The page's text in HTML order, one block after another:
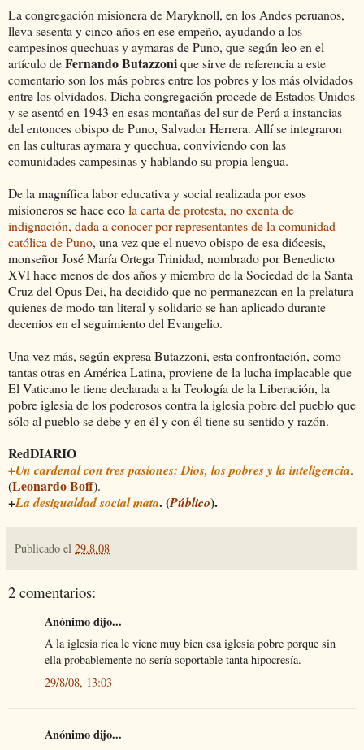
La congregación misionera de Maryknoll, en los Andes peruanos,
lleva sesenta y cinco años en ese empeño, ayudando a los
campesinos quechuas y aymaras de Puno, que según leo en el
artículo deFernando Butazzonique sirve de referencia a este
comentario son los más pobres entre los pobres y los más olvidados
entre los olvidados. Dicha congregación procede de Estados Unidos
y se asentó en 1943 en esas montañas del sur de Perú a instancias
del entonces obispo de Puno, Salvador Herrera. Allí se integraron
en las culturas aymara y quechua, conviviendo con las
comunidades campesinas y hablando su propia lengua.
De la magnífica labor educativa y social realizada por esos
misioneros se hace ecola carta de protesta, no exenta de
indignación, dada a conocer por representantes de la comunidad
católica de Puno, una vez que el nuevo obispo de esa diócesis,
monseñor José María Ortega Trinidad, nombrado por Benedicto
XVI hace menos de dos años y miembro de la Sociedad de la Santa
Cruz del Opus Dei, ha decidido que no permanezcan en la prelatura
quienes de modo tan literal y solidario se han aplicado durante
decenios en el seguimiento del Evangelio.
Una vez más, según expresa Butazzoni, esta confrontación, como
tantas otras en América Latina, proviene de la lucha implacable que
El Vaticano le tiene declarada a la Teología de la Liberación, la
pobre iglesia de los poderosos contra la iglesia pobre del pueblo que
sólo al pueblo se debe y en él y con él tiene su sentido y razón.
RedDIARIO
+Un cardenal con tres pasiones: Dios, los pobres y la inteligencia.
(Leonardo Boff).
+La desigualdad social mata. (Público).
Publicado el 29.8.08
2 comentarios:
Anónimo dijo...
A la iglesia rica le viene muy bien esa iglesia pobre porque sin
ella probablemente no sería soportable tanta hipocresía.
29/8/08, 13:03
Anónimo dijo...